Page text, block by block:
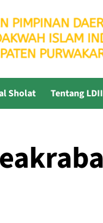
Sholat Tentang LDII